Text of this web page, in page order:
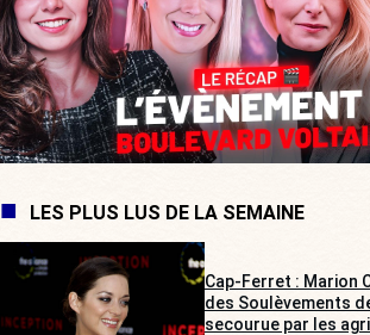
LES PLUS LUS DE LA SEMAINE
Cap-Ferret : Marion
des Soulèvements
secourue par les